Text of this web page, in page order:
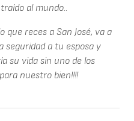
al mundo..
que reces a San José, va a
seguridad a tu esposa y
su vida sin uno de los
nuestro bien!!!!